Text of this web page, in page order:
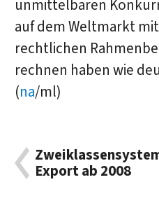
unmittelbaren
auf dem Weltmarkt
rechtlichen
rechnen haben wie
(na/ml)
Export ab 2008